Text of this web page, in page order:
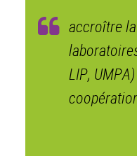
accroître
LIP,